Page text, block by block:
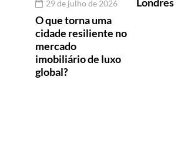
29 de julho de 2026
O que torna uma
cidade resiliente no
mercado
imobiliário de luxo
global?
Londres